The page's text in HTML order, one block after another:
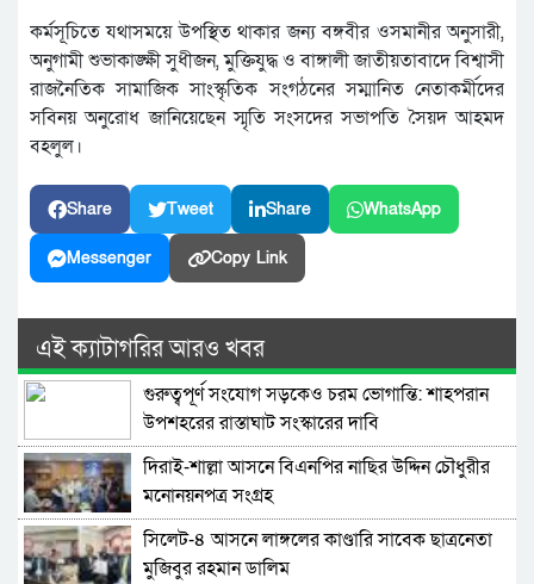
কর্মসূচিতে যথাসময়ে উপস্থিত থাকার জন্য বঙ্গবীর ওসমানীর অনুসারী,
অনুগামী শুভাকাঙ্ক্ষী সুধীজন, মুক্তিযুদ্ধ ও বাঙ্গালী জাতীয়তাবাদে বিশ্বাসী
রাজনৈতিক সামাজিক সাংস্কৃতিক সংগঠনের সম্মানিত নেতাকর্মীদের
সবিনয় অনুরোধ জানিয়েছেন স্মৃতি সংসদের সভাপতি সৈয়দ আহমদ
বহলুল।
Share Tweet Share WhatsApp
Messenger Copy Link
এই ক্যাটাগরির আরও খবর
গুরুত্বপূর্ণ সংযোগ সড়কেও চরম ভোগান্তি: শাহপরান
উপশহরের রাস্তাঘাট সংস্কারের দাবি
দিরাই-শাল্লা আসনে বিএনপির নাছির উদ্দিন চৌধুরীর
মনোনয়নপত্র সংগ্রহ
সিলেট-৪ আসনে লাঙ্গলের কাণ্ডারি সাবেক ছাত্রনেতা
মুজিবুর রহমান ডালিম